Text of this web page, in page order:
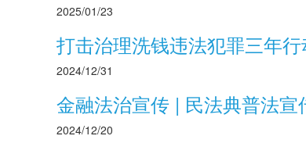
2025/01/23
打击治理洗钱违法犯罪三年
2024/12/31
金融法治宣传 | 民法典普法宣
2024/12/20